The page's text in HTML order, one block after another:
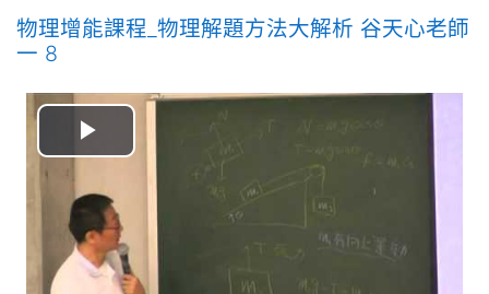
物理增能課程_物理解題方法大解析 谷天心老師
一 8
播
放
视